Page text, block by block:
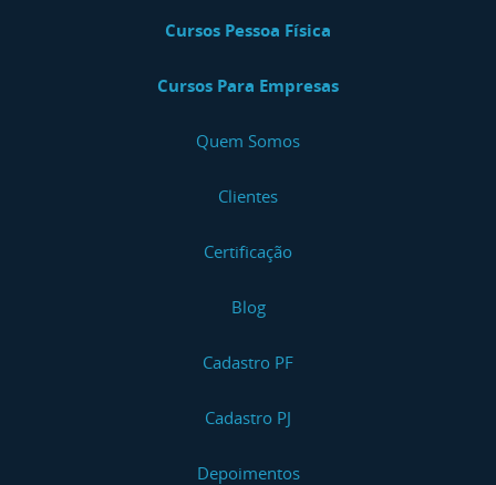
Cursos Pessoa Física
Cursos Para Empresas
Quem Somos
Clientes
Certificação
Blog
Cadastro PF
Cadastro PJ
Depoimentos